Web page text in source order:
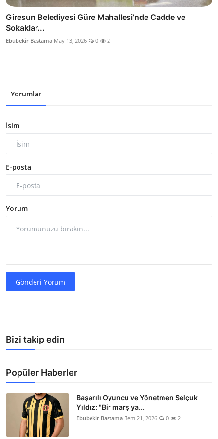
Giresun Belediyesi Güre Mahallesi’nde Cadde ve
Sokaklar...
Ebubekir Bastama May 13, 2026 0 2
Yorumlar
İsim
E-posta
Yorum
Gönderi Yorum
Bizi takip edin
Popüler Haberler
Başarılı Oyuncu ve Yönetmen Selçuk
Yıldız: "Bir marş ya...
Ebubekir Bastama Tem 21, 2026 0 2